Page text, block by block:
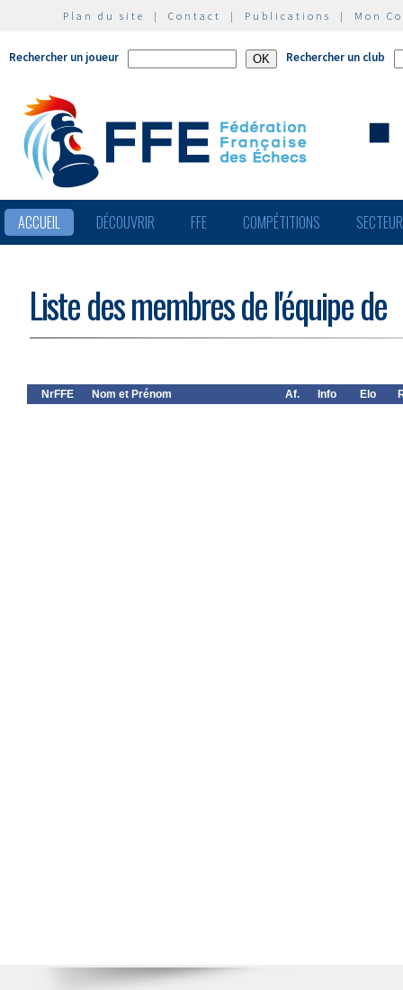
Plan du site | Contact | Publications | Mon
Rechercher un joueur Rechercher un club
ACCUEIL DÉCOUVRIR FFE COMPÉTITIONS
Liste des membres de l'équipe de
NrFFE Nom et Prénom Af. Info Elo